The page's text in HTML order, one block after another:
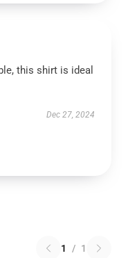
this shirt is ideal
Dec 27, 2024
1 / 1